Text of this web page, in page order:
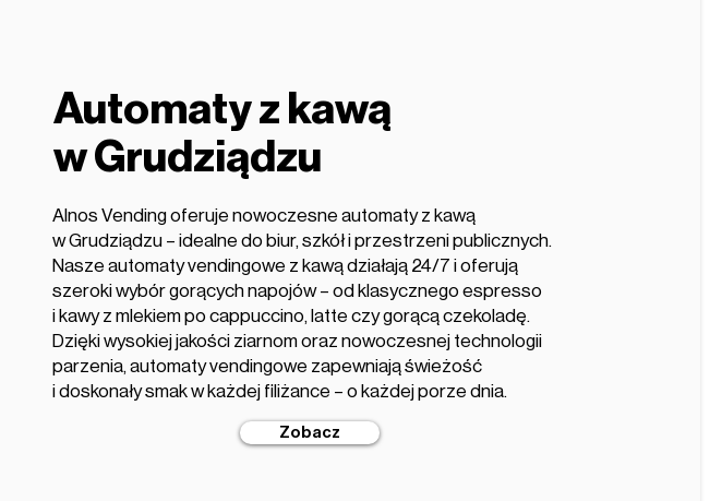
Automaty z kawą
w Grudziądzu
Alnos Vending oferuje nowoczesne automaty z kawą
w Grudziądzu – idealne do biur, szkół i przestrzeni publicznych.
Nasze automaty vendingowe z kawą działają 24/7 i oferują
szeroki wybór gorących napojów – od klasycznego espresso
i kawy z mlekiem po cappuccino, latte czy gorącą czekoladę.
Dzięki wysokiej jakości ziarnom oraz nowoczesnej technologii
parzenia, automaty vendingowe zapewniają świeżość
i doskonały smak w każdej filiżance – o każdej porze dnia.
Zobacz